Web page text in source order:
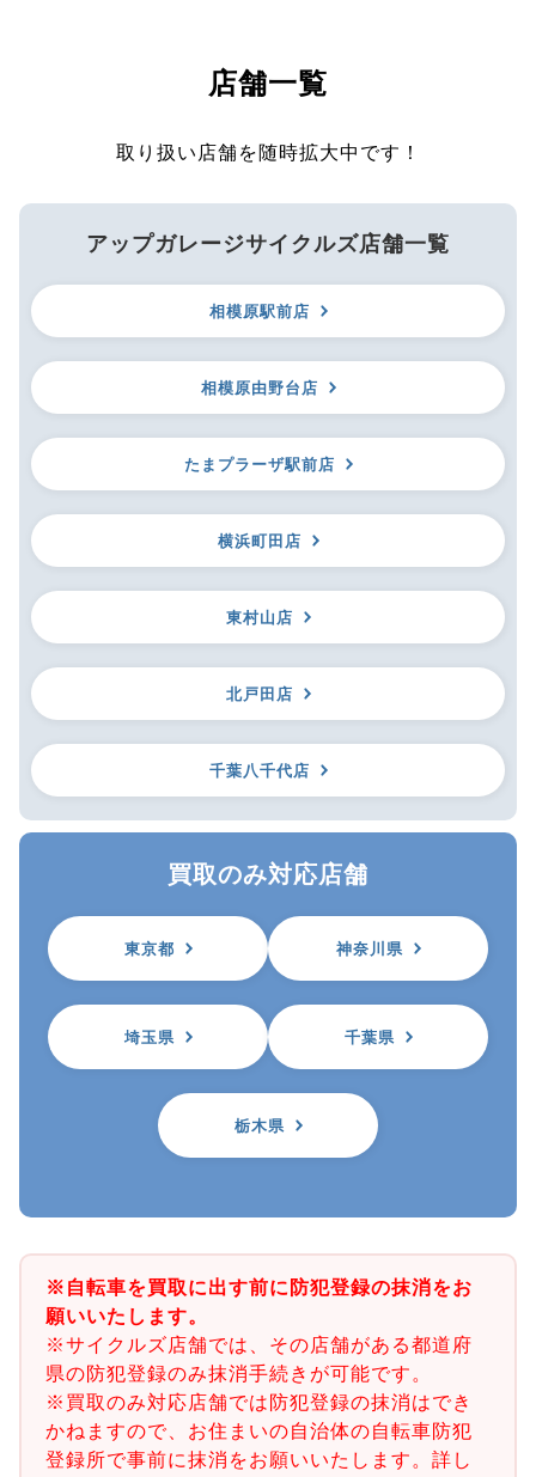
店舗一覧
取り扱い店舗を随時拡大中です！
アップガレージサイクルズ店舗一覧
相模原駅前店
相模原由野台店
たまプラーザ駅前店
横浜町田店
東村山店
北戸田店
千葉八千代店
買取のみ対応店舗
東京都 神奈川県
埼玉県 千葉県
栃木県
※自転車を買取に出す前に防犯登録の抹消をお
願いいたします。
※サイクルズ店舗では、その店舗がある都道府
県の防犯登録のみ抹消手続きが可能です。
※買取のみ対応店舗では防犯登録の抹消はでき
かねますので、お住まいの自治体の自転車防犯
登録所で事前に抹消をお願いいたします。詳し